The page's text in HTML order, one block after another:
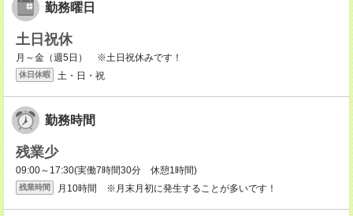
勤務曜日
土日祝休
月～金（週5日） ※土日祝休みです！
休日休暇 土・日・祝
勤務時間
残業少
09:00～17:30(実働7時間30分 休憩1時間)
残業時間 月10時間 ※月末月初に発生することが多いです！